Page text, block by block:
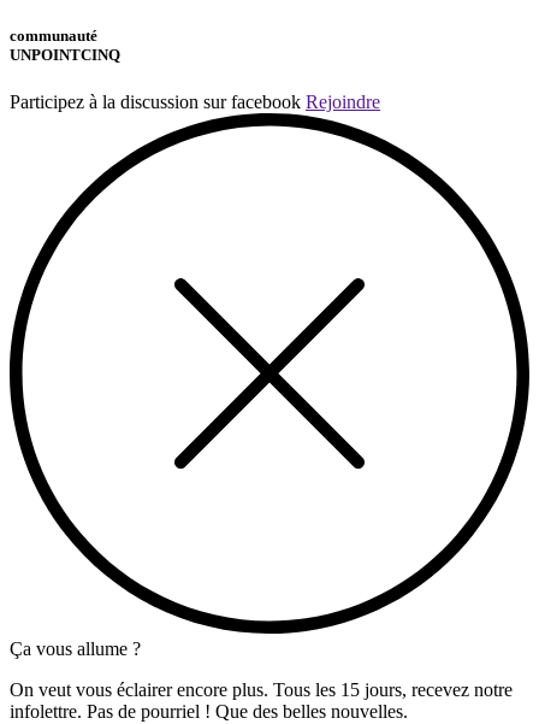
communauté
UNPOINTCINQ
Participez à la discussion sur facebook Rejoindre
Ça vous allume ?
On veut vous éclairer encore plus. Tous les 15 jours, recevez notre
infolettre. Pas de pourriel ! Que des belles nouvelles.